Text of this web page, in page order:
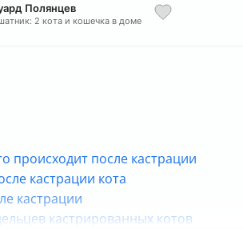
Полянцев
2 кота и кошечка в доме
происходит после кастрации
кастрации кота
кастрации
кастрированных котов